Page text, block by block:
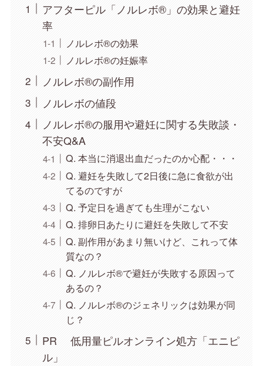
アフターピル「ノルレボ®」の効果と避妊
率
ノルレボ®の効果
ノルレボ®の妊娠率
ノルレボ®の副作用
ノルレボの値段
ノルレボ®の服用や避妊に関する失敗談・
不安Q&A
Q. 本当に消退出血だったのか心配・・・
Q. 避妊を失敗して2日後に急に食欲が出
てるのですが
Q. 予定日を過ぎても生理がこない
Q. 排卵日あたりに避妊を失敗して不安
Q. 副作用があまり無いけど、これって体
質なの？
Q. ノルレボ®で避妊が失敗する原因って
あるの？
Q. ノルレボ®のジェネリックは効果が同
じ？
PR 低用量ピルオンライン処方「エニピ
ル」